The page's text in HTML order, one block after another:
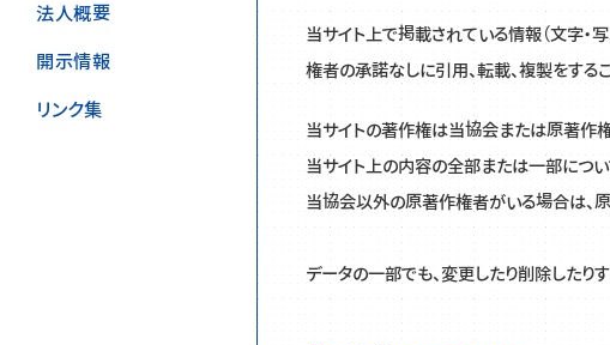
法人概要
開示情報
リンク集
当サイト上で掲載されている情報（文字・
権者の承諾なしに引用、転載、複製をする
当サイトの著作権は当協会または原著作
当サイト上の内容の全部または一部につ
当協会以外の原著作権者がいる場合は、
データの一部でも、変更したり削除したり